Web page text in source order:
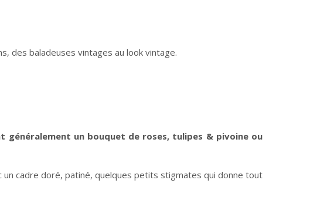
des baladeuses vintages au look vintage.
généralement un bouquet de roses, tulipes & pivoine ou
cadre doré, patiné, quelques petits stigmates qui donne tout